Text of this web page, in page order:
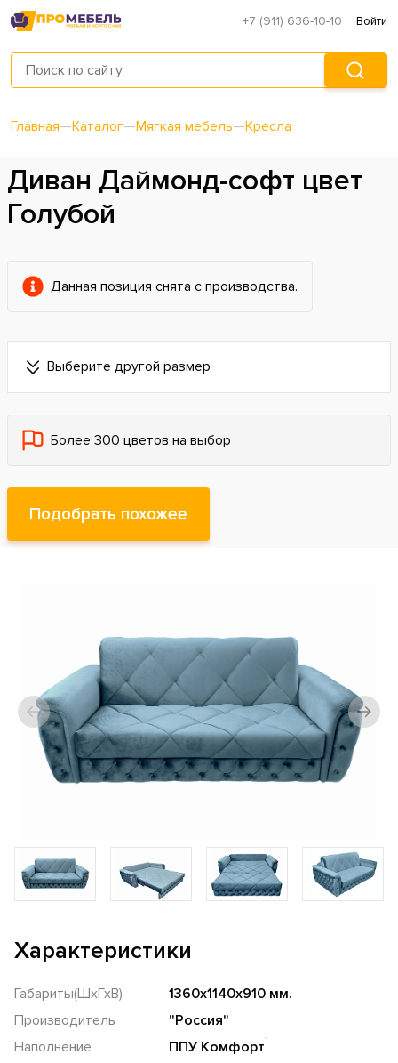
+7 (911) 636-10-10 Войти
Главная—Каталог—Мягкая мебель—Кресла
Диван Даймонд-софт цвет
Голубой
Данная позиция снята с производства.
Выберите другой размер
Более 300 цветов на выбор
Подобрать похожее
Характеристики
Габариты(ШхГхВ)
1360х1140х910 мм.
Производитель
"Россия"
Наполнение
ППУ Комфорт